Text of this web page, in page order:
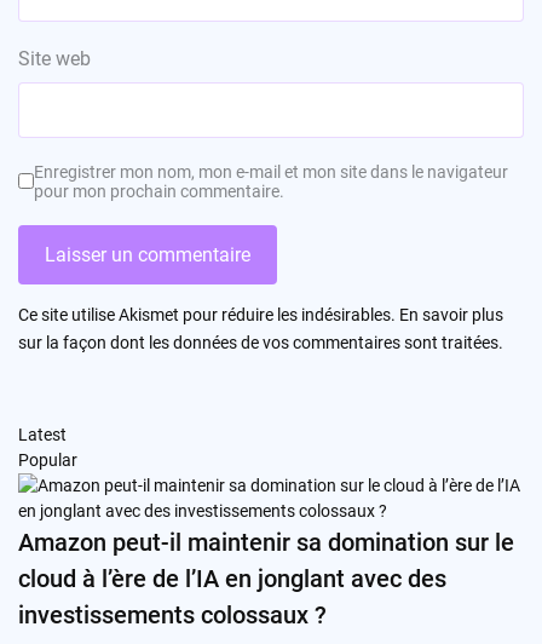
Site web
Enregistrer mon nom, mon e-mail et mon site dans le navigateur
pour mon prochain commentaire.
Ce site utilise Akismet pour réduire les indésirables. En savoir plus
sur la façon dont les données de vos commentaires sont traitées.
Latest
Popular
Amazon peut-il maintenir sa domination sur le
cloud à l’ère de l’IA en jonglant avec des
investissements colossaux ?